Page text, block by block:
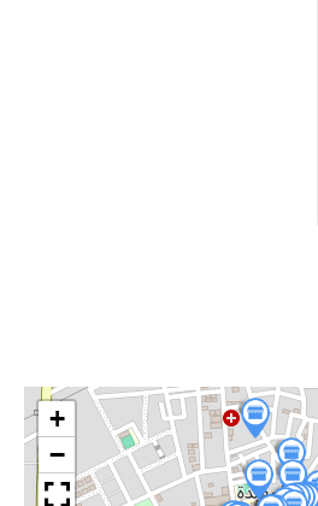
+
−